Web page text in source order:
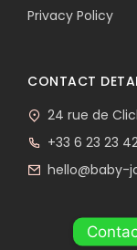
Privacy Policy
CONTACT
24 rue de
+33 6 23 23
hello@baby-